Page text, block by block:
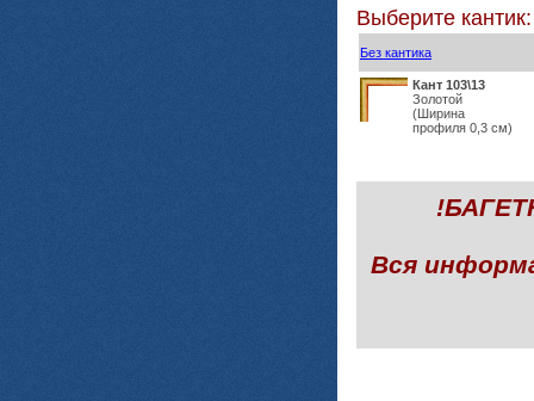
Выберите кантик:
Без кантика
Кант 103\13
Золотой
(Ширина
профиля 0,3 см)
Вся